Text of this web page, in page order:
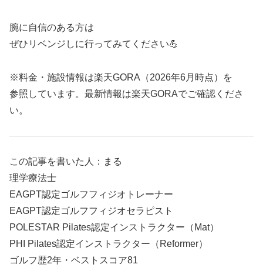
腕に自信のある方は
ぜひリベンジしに行ってみてください💪
※料金・施設情報は楽天GORA（2026年6月時点）を
参照しています。最新情報は楽天GORAでご確認くださ
い。
この記事を書いた人：まる
理学療法士
EAGPT認定ゴルフフィジオトレーナー
EAGPT認定ゴルフフィジオセラピスト
POLESTAR Pilates認定インストラクター（Mat）
PHI Pilates認定インストラクター（Reformer）
ゴルフ歴2年・ベストスコア81